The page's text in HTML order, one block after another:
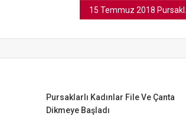
Pursaklarlı Kadınlar File Ve Çanta
Dikmeye Başladı